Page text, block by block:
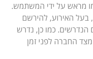
מראש על ידי המשתמש.
האירוע, להירשם
כמו כן, נדרש
החברה לפני זמן